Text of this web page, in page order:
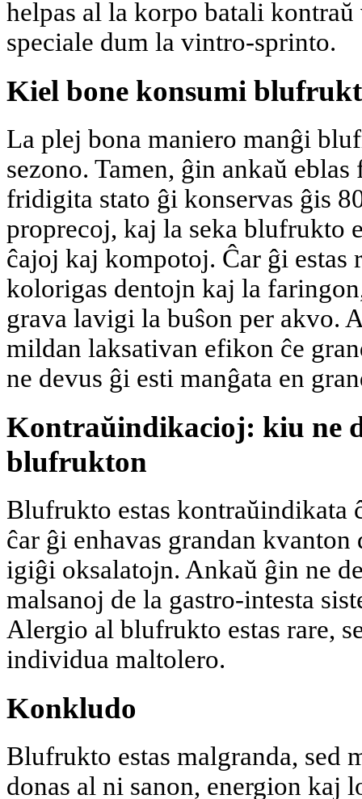
helpas al la korpo batali
speciale dum la vintro-sprinto.
Kiel bone konsumi
La plej bona maniero manĝi
sezono. Tamen, ĝin ankaŭ
fridigita stato ĝi konservas ĝis
proprecoj, kaj la seka blufrukto
ĉajoj kaj kompotoj. Ĉar ĝi estas
kolorigas dentojn kaj la
grava lavigi la buŝon per akvo.
mildan laksativan efikon ĉe
ne devus ĝi esti manĝata en
Kontraŭindikacioj: kiu ne
blufrukton
Blufrukto estas kontraŭindikata
ĉar ĝi enhavas grandan
igiĝi oksalatojn. Ankaŭ ĝin ne
malsanoj de la gastro-intesta
Alergio al blufrukto estas rare,
individua maltolero.
Konkludo
Blufrukto estas malgranda, sed
donas al ni sanon, energion kaj